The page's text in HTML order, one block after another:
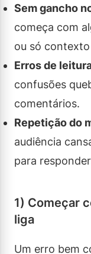
Sem gancho
começa com
ou só
Erros de
confusões
comentários.
Repetição do
audiência
para
1) Começar
liga
Um erro bem